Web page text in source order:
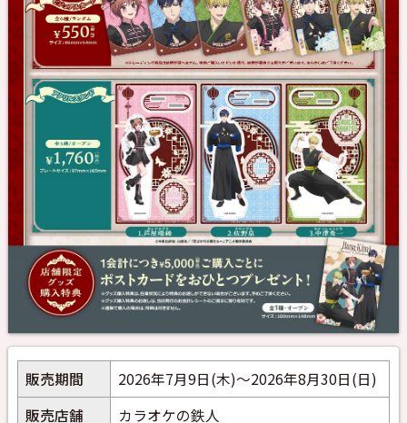
販売期間
2026年7月9日(木)～2026年8月30日(日)
販売店舗
カラオケの鉄人